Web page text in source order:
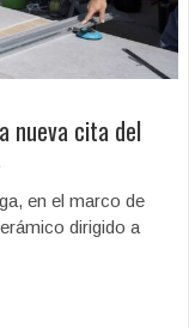
nueva cita del
en el marco de
dirigido a